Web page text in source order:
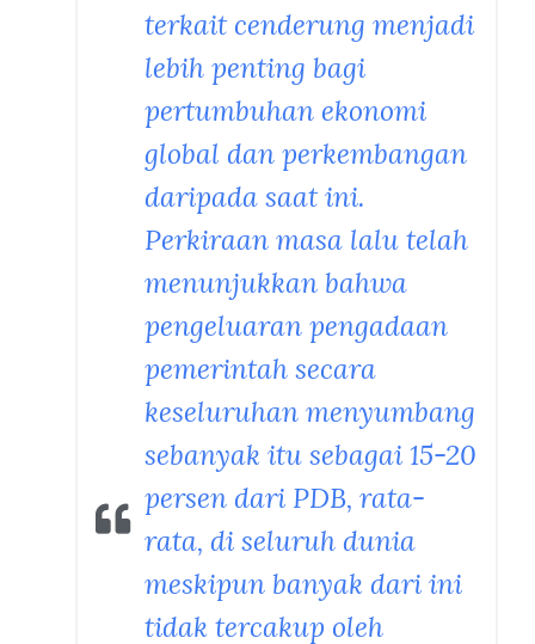
terkait cenderung menjadi
lebih penting bagi
pertumbuhan ekonomi
global dan perkembangan
daripada saat ini.
Perkiraan masa lalu telah
menunjukkan bahwa
pengeluaran pengadaan
pemerintah secara
keseluruhan menyumbang
sebanyak itu sebagai 15-20
persen dari PDB, rata-
rata, di seluruh dunia
meskipun banyak dari ini
tidak tercakup oleh